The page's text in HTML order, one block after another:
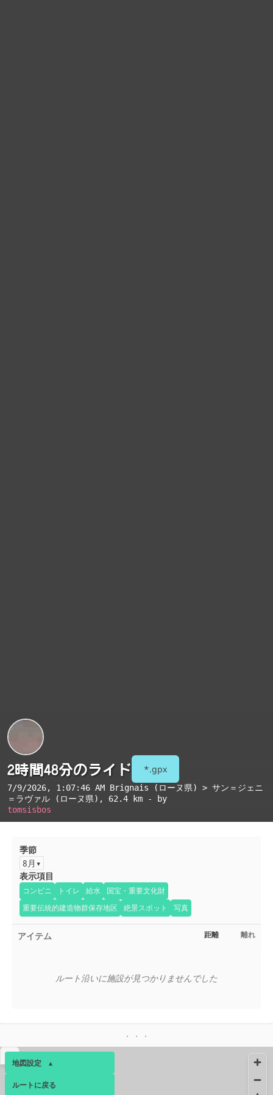
2時間48分のライド *.gpx
7/9/2026, 1:07:46 AM Brignais (ローヌ県) > サン＝ジェニ
＝ラヴァル (ローヌ県) , 62.4 km - by
tomsisbos
季節
8月
表示項目
コンビニ トイレ 給水
国宝・重要文化財
重要伝統的建造物群保存地区
絶景スポット 写真
アイテム 距離 離れ
ルート沿いに施設が見つかりませんでした
地図設定 ▴
ベース ▴
ルートに戻る